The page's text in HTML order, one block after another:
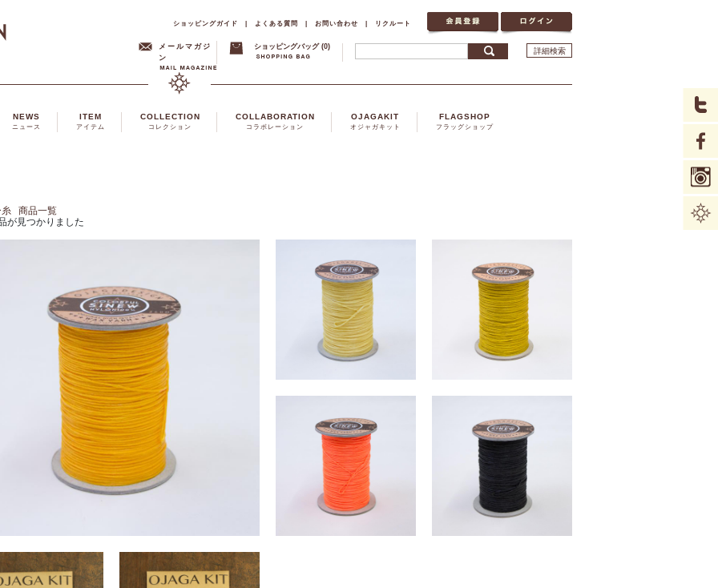
ショッピングガイド | よくある質問 | お問い合わせ | リクルート
メールマガジ
ン
ショッピングバッグ (0) 詳細検索
NEWS
ニュース
ITEM
アイテム
COLLECTION
コレクション
COLLABORATION
コラボレーション
OJAGAKIT
オジャガキット
FLAGSHOP
フラッグショップ
糸 商品一覧
が見つかりました
OJAGA KIT シニュー糸ボビン (250m)
￥6,050 （税込）
OJAGA KIT シニュー糸ボビン (250m)
OJAGA KIT シニュー糸ボビン (250m)